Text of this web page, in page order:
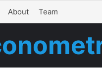
About Team